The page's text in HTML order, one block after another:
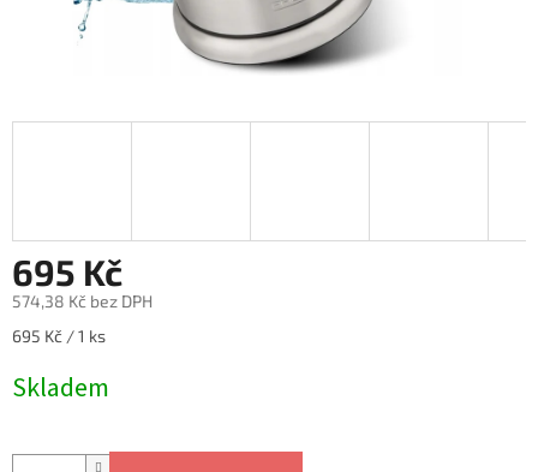
695 Kč
574,38 Kč bez DPH
Měrná
695 Kč / 1 ks
Skladem